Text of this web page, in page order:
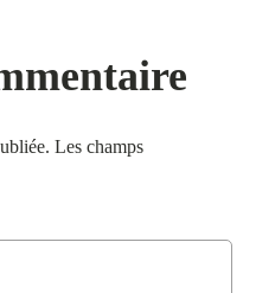
Les champs